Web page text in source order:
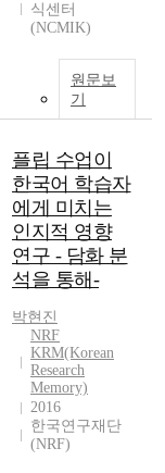
식센터
(NCMIK)
원문보
기
플립 수업이
한국어 학습자
에게 미치는
인지적 영향
연구 - 담화 분
석을 통해-
박현진
NRF
KRM(Korean
Research
Memory)
2016
한국연구재단
(NRF)